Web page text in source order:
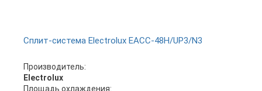
Сплит-система Electrolux EACC-48H/UP3/N3
Производитель:
Electrolux
Площадь охлаждения: